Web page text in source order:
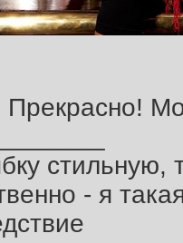
стильную,
- я